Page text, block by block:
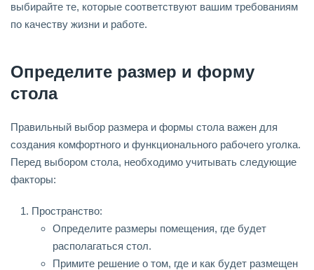
выбирайте те, которые соответствуют вашим требованиям
по качеству жизни и работе.
Определите размер и форму
стола
Правильный выбор размера и формы стола важен для
создания комфортного и функционального рабочего уголка.
Перед выбором стола, необходимо учитывать следующие
факторы:
Пространство:
Определите размеры помещения, где будет
располагаться стол.
Примите решение о том, где и как будет размещен